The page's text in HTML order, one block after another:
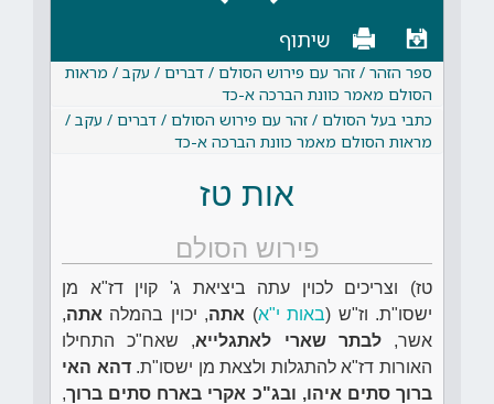
שיתוף
ספר הזהר / זהר עם פירוש הסולם / דברים / עקב / מראות
הסולם מאמר כוונת הברכה א-כד
כתבי בעל הסולם / זהר עם פירוש הסולם / דברים / עקב /
מראות הסולם מאמר כוונת הברכה א-כד
אות טז
פירוש הסולם
טז) וצריכים לכוין עתה ביציאת ג' קוין דז"א מן
ישסו"ת. וז"ש (באות י"א) אתה, יכוין בהמלה אתה,
אשר,לבתר שארי לאתגלייא, שאח"כ התחילו
האורות דז"א להתגלות ולצאת מן ישסו"ת.דהא האי
ברוך סתים איהו, ובג"כ אקרי בארח סתים ברוך,